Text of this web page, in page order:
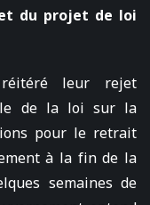
du projet de loi
leur rejet
de la loi sur la
pour le retrait
à la fin de la
semaines de